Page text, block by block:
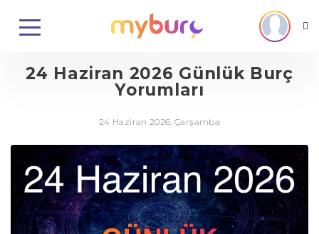
24 Haziran 2026 Günlük Burç
Yorumları
24 Haziran 2026, Çarşamba